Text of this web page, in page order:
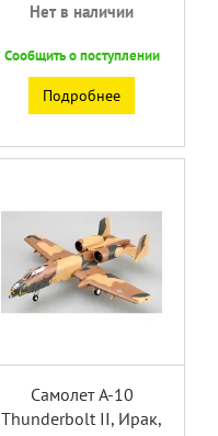
Нет в наличии
Сообщить о поступлении
Подробнее
Самолет A-10
Thunderbolt II, Ирак,